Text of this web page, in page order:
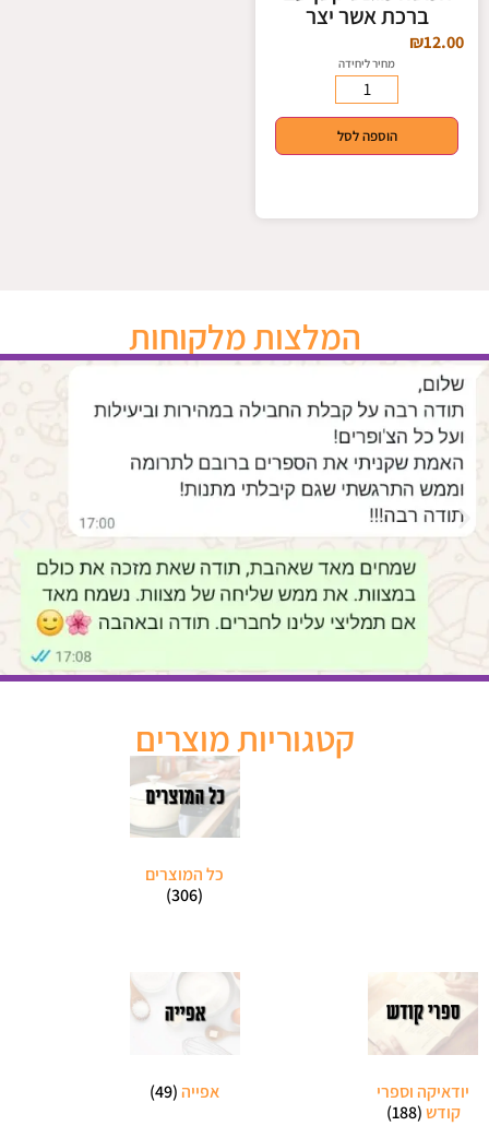
ברכת אשר יצר
₪12.00
מחיר ליחידה
הוספה לסל
המלצות מלקוחות
קטגוריות מוצרים
כל המוצרים
(306)
יודאיקה וספרי
קודש(188)
אפייה(49)